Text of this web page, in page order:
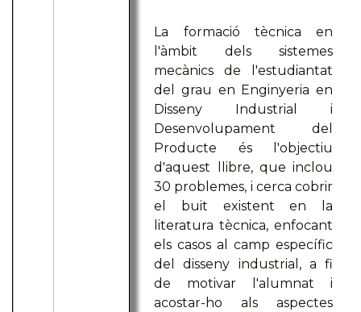
La formació tècnica en
l'àmbit dels sistemes
mecànics de l'estudiantat
del grau en Enginyeria en
Disseny Industrial i
Desenvolupament del
Producte és l'objectiu
d'aquest llibre, que inclou
30 problemes, i cerca cobrir
el buit existent en la
literatura tècnica, enfocant
els casos al camp específic
del disseny industrial, a fi
de motivar l'alumnat i
acostar-ho als aspectes